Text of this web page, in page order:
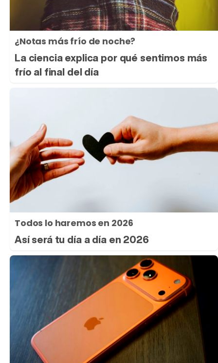
¿Notas más frío de noche?
La ciencia explica por qué sentimos más
frío al final del día
Todos lo haremos en 2026
Así será tu día a día en 2026